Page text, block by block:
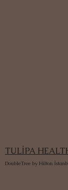
TULİPA
DoubleTree by Hilton